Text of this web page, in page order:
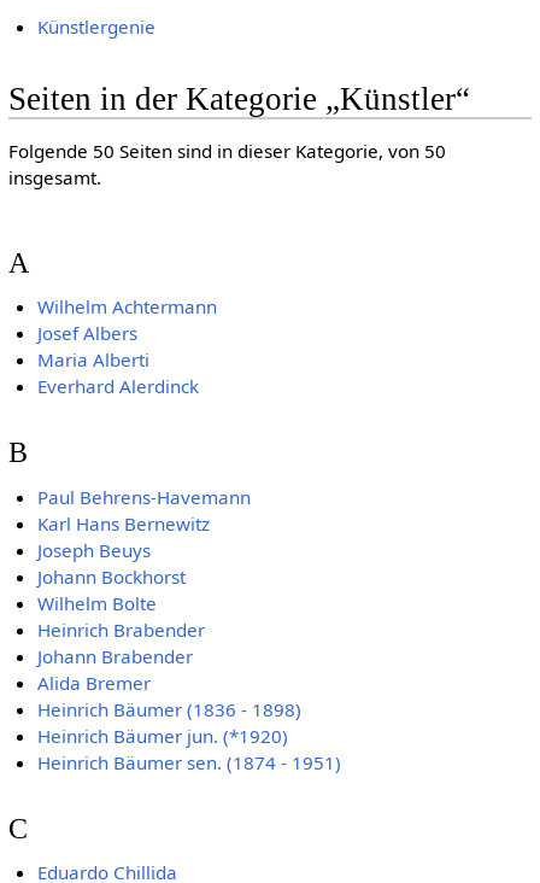
Künstlergenie
Seiten in der Kategorie „Künstler“
Folgende 50 Seiten sind in dieser Kategorie, von 50
insgesamt.
A
Wilhelm Achtermann
Josef Albers
Maria Alberti
Everhard Alerdinck
B
Paul Behrens-Havemann
Karl Hans Bernewitz
Joseph Beuys
Johann Bockhorst
Wilhelm Bolte
Heinrich Brabender
Johann Brabender
Alida Bremer
Heinrich Bäumer (1836 - 1898)
Heinrich Bäumer jun. (*1920)
Heinrich Bäumer sen. (1874 - 1951)
C
Eduardo Chillida